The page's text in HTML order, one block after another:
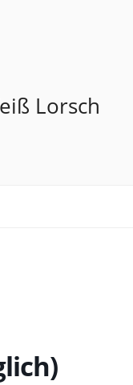
Lorsch